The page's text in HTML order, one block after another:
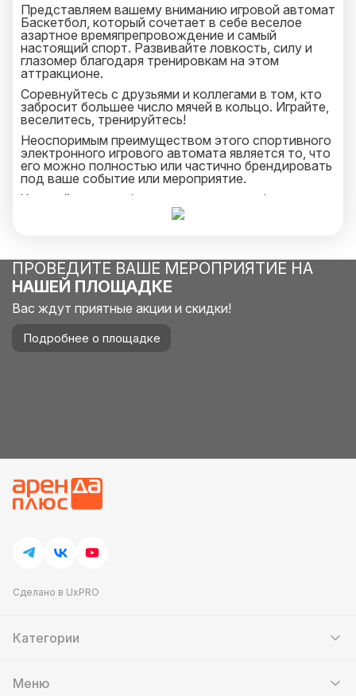
Представляем вашему вниманию игровой автомат
Баскетбол, который сочетает в себе веселое
азартное времяпрепровождение и самый
настоящий спорт. Развивайте ловкость, силу и
глазомер благодаря тренировкам на этом
аттракционе.
Соревнуйтесь с друзьями и коллегами в том, кто
забросит большее число мячей в кольцо. Играйте,
веселитесь, тренируйтесь!
Неоспоримым преимуществом этого спортивного
электронного игрового автомата является то, что
его можно полностью или частично брендировать
под ваше событие или мероприятие.
Уточняйте подробности у менеджеров!
ПРОВЕДИТЕ ВАШЕ МЕРОПРИЯТИЕ НА
НАШЕЙ ПЛОЩАДКЕ
Вас ждут приятные акции и скидки!
Подробнее о площадке
Сделано в UxPRO
Категории
Кейтеринг
Меню